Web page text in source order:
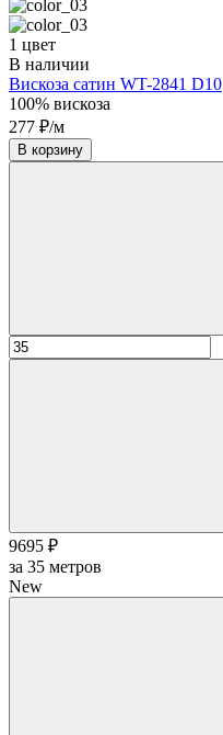
1 цвет
В наличии
Вискоза сатин WT-2841 D10
100% вискоза
277 ₽/м
В корзину
9695 ₽
за 35 метров
New